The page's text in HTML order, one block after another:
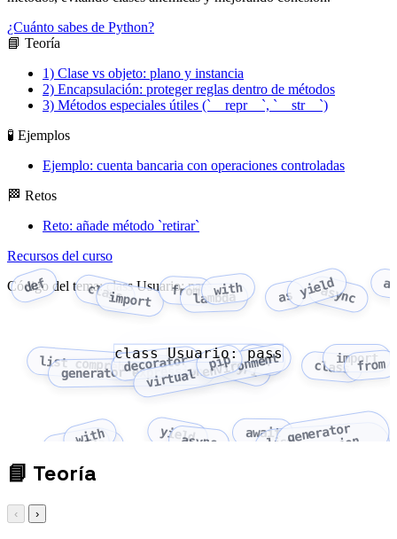
¿Cuánto sabes de Python?
📘 Teoría
1) Clase vs objeto: plano y instancia
2) Encapsulación: proteger reglas dentro de métodos
3) Métodos especiales útiles (`__repr__`, `__str__`)
🧪 Ejemplos
Ejemplo: cuenta bancaria con operaciones controladas
🏁 Retos
Reto: añade método `retirar`
Recursos del curso
Código del tema: class Usuario: pass
def classimport fromlambda
with as yieldasync
list comprehension
generator expression
decorator
virtual environment
pipPyPIdef class
import
from
lambda
withas yieldasync await
listgenerator
expression
class Usuario: pass
📘 Teoría
‹ ›